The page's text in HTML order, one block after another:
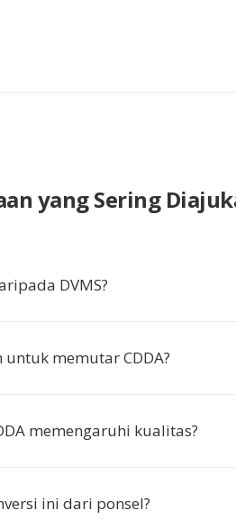
yang Sering
DVMS?
memutar CDDA?
memengaruhi kualitas?
ini dari ponsel?